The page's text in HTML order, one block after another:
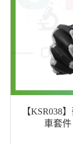
【KSR038
車套件